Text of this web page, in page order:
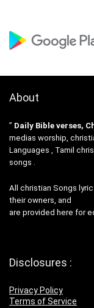
About
” Daily Bible verses,
medias worship,
Languages , Tamil
songs .
All christian Songs
their owners, and
are provided here for
Disclosures :
Privacy Policy
Terms of Service